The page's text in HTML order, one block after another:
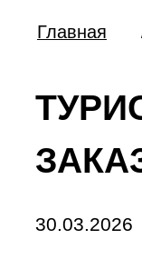
Главная
30.03.2026